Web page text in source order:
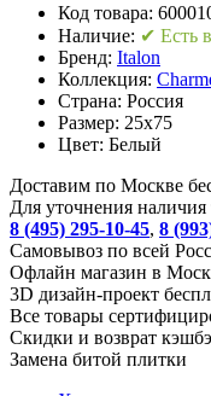
Код товара:
Наличие: ✔ Есть
Бренд: Italon
Коллекция:
Страна: Россия
Размер: 25x75
Цвет: Белый
Доставим по Москве
Для уточнения наличия
8 (495) 295-10-45, 8
Cамовывоз по всей
Офлайн магазин в
3D дизайн-проект
Все товары
Скидки и возврат
Замена битой плитки